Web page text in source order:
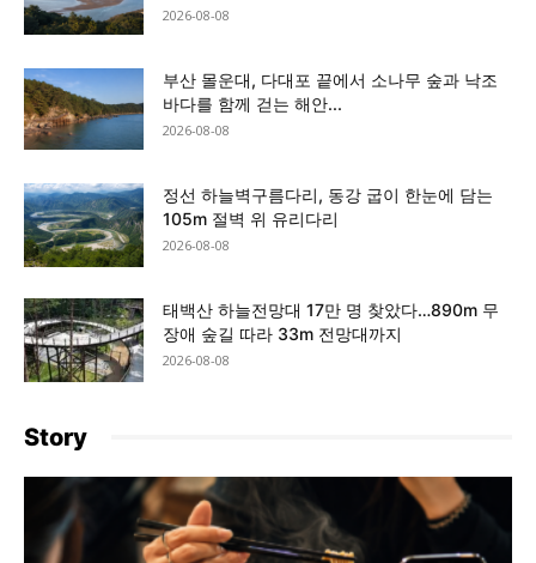
2026-08-08
부산 몰운대, 다대포 끝에서 소나무 숲과 낙조
바다를 함께 걷는 해안...
2026-08-08
정선 하늘벽구름다리, 동강 굽이 한눈에 담는
105m 절벽 위 유리다리
2026-08-08
태백산 하늘전망대 17만 명 찾았다…890m 무
장애 숲길 따라 33m 전망대까지
2026-08-08
Story